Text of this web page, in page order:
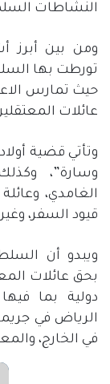
النشاطات
ومن بين أبرز
تورطت بها
حيث تمارس
عائلات
وتأتي قضية
وسارة”،
الغامدي،
قيود السفر،
ويبدو أن
بحق عائلات
دولية بما
الرياض في
في الخارج،